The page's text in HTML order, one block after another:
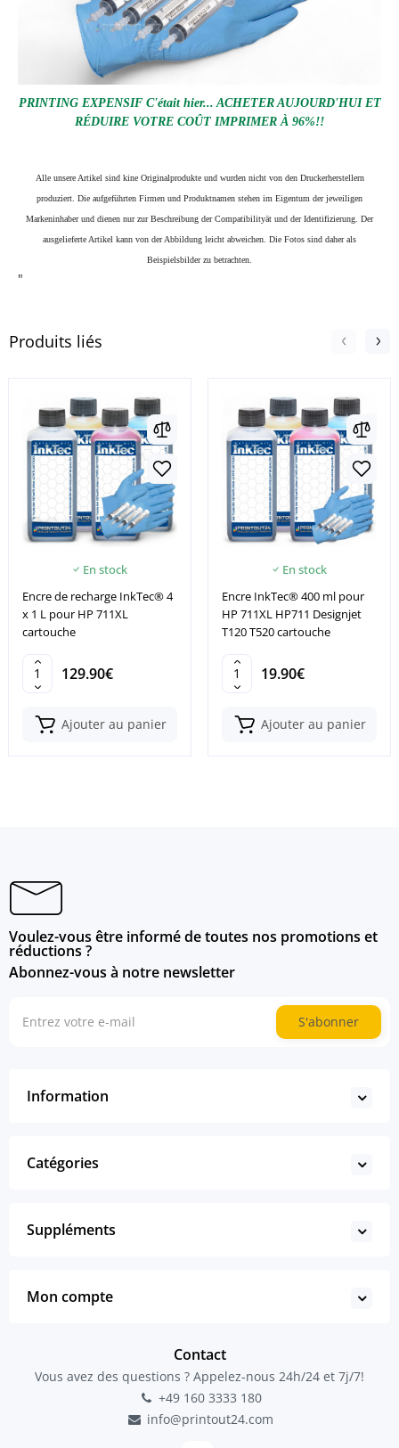
PRINTING EXPENSIF C'était hier... ACHETER AUJOURD'HUI ET
RÉDUIRE VOTRE COÛT IMPRIMER À 96%!!
Alle unsere Artikel sind kine Originalprodukte und wurden nicht von den Druckerherstellern
produziert. Die aufgeführten Firmen und Produktnamen stehen im Eigentum der jeweiligen
Markeninhaber und dienen nur zur Beschreibung der Compatibilityät und der Identifizierung. Der
ausgelieferte Artikel kann von der Abbildung leicht abweichen. Die Fotos sind daher als
Beispielsbilder zu betrachten.
"
Produits liés
En stock
Encre de recharge InkTec® 4
x 1 L pour HP 711XL
cartouche
129.90€
Ajouter au panier
En stock
Encre InkTec® 400 ml pour
HP 711XL HP711 Designjet
T120 T520 cartouche
19.90€
Ajouter au panier
Voulez-vous être informé de toutes nos promotions et
réductions ?
Abonnez-vous à notre newsletter
S'abonner
Information
Catégories
Suppléments
Mon compte
Contact
Vous avez des questions ? Appelez-nous 24h/24 et 7j/7!
+49 160 3333 180
info@printout24.com